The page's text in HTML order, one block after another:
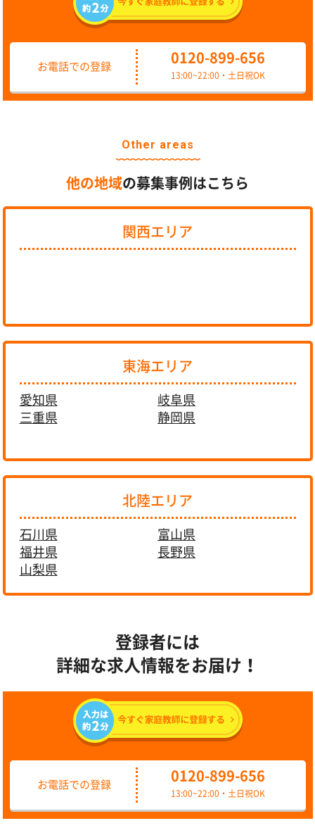
お電話での登録
0120-899-656
13:00~22:00・土日祝OK
Other areas
他の地域の募集事例はこちら
関西エリア
東海エリア
愛知県
岐阜県
三重県
静岡県
北陸エリア
石川県
富山県
福井県
長野県
山梨県
登録者には
詳細な求人情報をお届け！
お電話での登録
0120-899-656
13:00~22:00・土日祝OK